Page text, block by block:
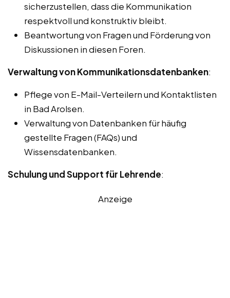
sicherzustellen, dass die Kommunikation
respektvoll und konstruktiv bleibt.
Beantwortung von Fragen und Förderung von
Diskussionen in diesen Foren.
Verwaltung von Kommunikationsdatenbanken:
Pflege von E-Mail-Verteilern und Kontaktlisten
in Bad Arolsen.
Verwaltung von Datenbanken für häufig
gestellte Fragen (FAQs) und
Wissensdatenbanken.
Schulung und Support für Lehrende:
Anzeige